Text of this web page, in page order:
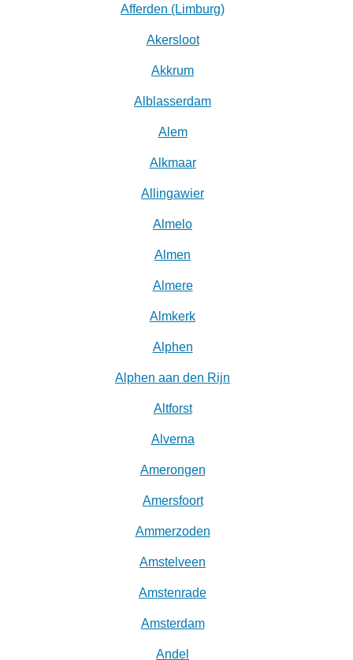
Afferden (Limburg)
Akersloot
Akkrum
Alblasserdam
Alem
Alkmaar
Allingawier
Almelo
Almen
Almere
Almkerk
Alphen
Alphen aan den Rijn
Altforst
Alverna
Amerongen
Amersfoort
Ammerzoden
Amstelveen
Amstenrade
Amsterdam
Andel